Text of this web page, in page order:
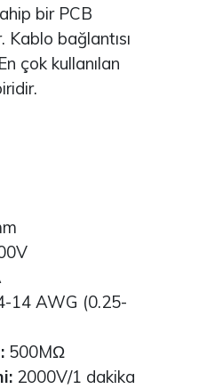
bir PCB
bağlantısı
çok kullanılan
14 AWG (0.25-
500MΩ
2000V/1 dakika